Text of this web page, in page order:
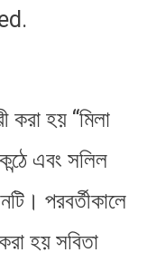
করা হয় “মিলা
এবং সলিল
পরবর্তীকালে
হ​য় সবিতা